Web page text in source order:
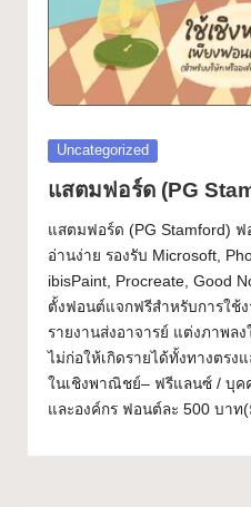
ฟ
รี!
ร
ว
ม
ฟ
อ
น
ต์
ส
ว
ย
Posted
Uncategorized
แสตมฟอร์ด (PG
แสตมฟอร์ด (PG Stamford)
อ่านง่าย รองรับ Microsoft,
ibisPaint, Procreate, Good
ตั้งฟอนต์แจกฟรีสำหรับการใช้
รายงานส่งอาจารย์ แต่งภาพล
ไม่ก่อให้เกิดรายได้ทั้งทางตรง
ในเชิงพาณิชย์– ฟรีแลนซ์ / บุค
และองค์กร ฟอนต์ละ 500 บาท(